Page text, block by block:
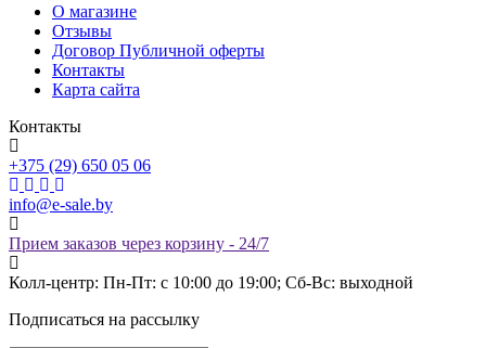
О магазине
Отзывы
Договор Публичной оферты
Контакты
Карта сайта
Контакты
+375 (29) 650 05 06
info@e-sale.by
Прием заказов через корзину - 24/7
Колл-центр: Пн-Пт: с 10:00 до 19:00; Сб-Вс: выходной
Подписаться на рассылку